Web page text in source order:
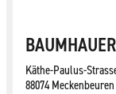
Käthe-Paulus-
88074 Meckenbeuren